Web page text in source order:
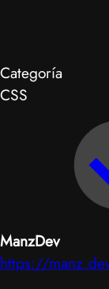
Categoría
CSS
ManzDev
https://